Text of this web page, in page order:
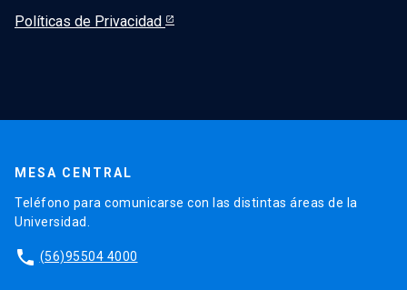
Políticas de Privacidad
MESA CENTRAL
Teléfono para comunicarse con las distintas áreas de la
Universidad.
phone (56)95504 4000